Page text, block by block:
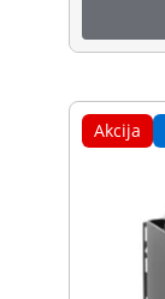
Akcija